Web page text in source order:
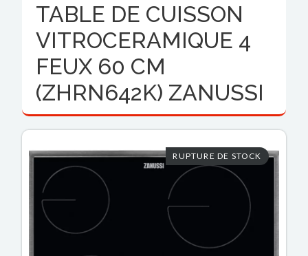
TABLE DE CUISSON
VITROCERAMIQUE 4
FEUX 60 CM
(ZHRN642K) ZANUSSI
RUPTURE DE STOCK